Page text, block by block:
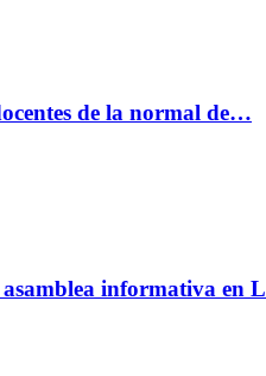
de la normal de…
asamblea informativa en